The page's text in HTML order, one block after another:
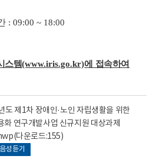
: 09:00 ~ 18:00
스템(www.iris.go.kr)에 접속하여
도 제1차 장애인·노인 자립생활을 위한
화 연구개발사업 신규지원 대상과제
(다운로드:155)
성듣기